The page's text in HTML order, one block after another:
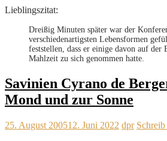
Lieblingszitat:
Dreißig Minuten später war der
verschiedenartigsten Lebensformen
feststellen, dass er einige davon auf der
Mahlzeit zu sich genommen hatte.
Savinien Cyrano de
Mond und zur Sonne
25. August 200512. Juni 2022 dpr